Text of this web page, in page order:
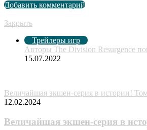
Добавить комментарий
Закрыть
Трейлеры игр
Авторы The Division Resurgence
15.07.2022
Величайшая экшен-серия в истории!
12.02.2024
Величайшая экшен-серия в